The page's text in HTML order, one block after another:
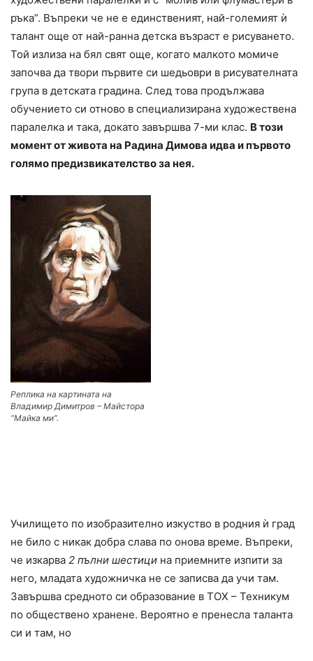
ръка”. Въпреки че не е единственият, най-големият ѝ
талант още от най-ранна детска възраст е рисуването.
Той излиза на бял свят още, когато малкото момиче
започва да твори първите си шедьоври в рисувателната
група в детската градина. След това продължава
обучението си отново в специализирана художествена
паралелка и така, докато завършва 7-ми клас. В този
момент от живота на Радина Димова идва и първото
голямо предизвикателство за нея.
Реплика на картината на
Владимир Димитров – Майстора
“Майка ми”.
Училището по изобразително изкуство в родния ѝ град
не било с никак добра слава по онова време. Въпреки,
че изкарва 2 пълни шестици на приемните изпити за
него, младата художничка не се записва да учи там.
Завършва средното си образование в ТОХ – Техникум
по обществено хранене. Вероятно е пренесла таланта
си и там, но